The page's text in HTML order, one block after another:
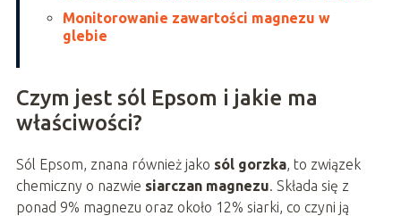
Monitorowanie zawartości magnezu w
glebie
Czym jest sól Epsom i jakie ma
właściwości?
Sól Epsom, znana również jako sól gorzka, to związek
chemiczny o nazwie siarczan magnezu . Składa się z
ponad 9% magnezu oraz około 12% siarki, co czyni ją